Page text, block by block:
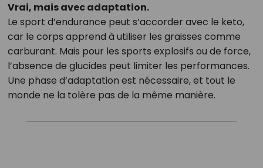
Vrai, mais avec adaptation.
Le sport d’endurance peut s’accorder avec le keto,
car le corps apprend à utiliser les graisses comme
carburant. Mais pour les sports explosifs ou de force,
l’absence de glucides peut limiter les performances.
Une phase d’adaptation est nécessaire, et tout le
monde ne la tolère pas de la même manière.